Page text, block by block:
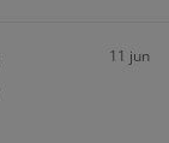
11 jun